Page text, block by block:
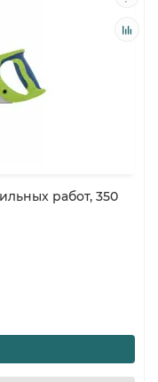
работ, 350